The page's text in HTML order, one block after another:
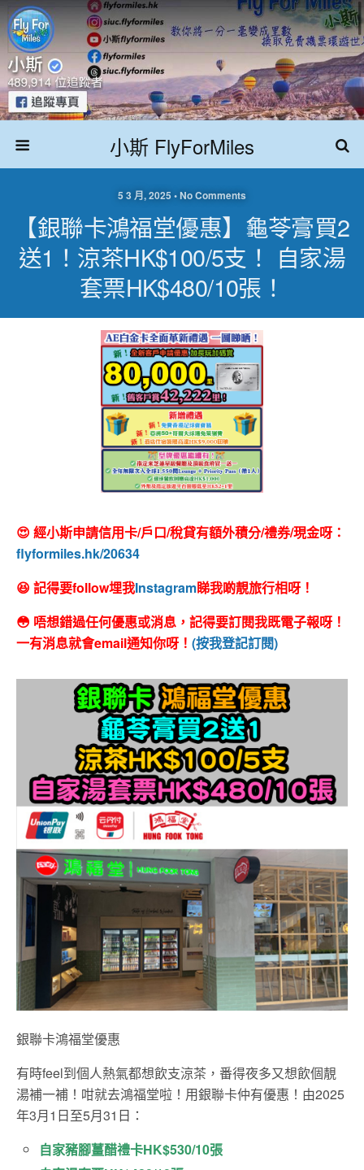
小斯 FlyForMiles
5 3 月, 2025 • No Comments
【銀聯卡鴻福堂優惠】龜苓膏買2
送1！涼茶HK$100/5支！ 自家湯
套票HK$480/10張！
😍 經小斯申請信用卡/戶口/稅貸有額外積分/禮券/現金呀：
flyformiles.hk/20634
😆 記得要follow埋我Instagram睇我啲靚旅行相呀！
😳 唔想錯過任何優惠或消息，記得要訂閱我既電子報呀！
一有消息就會email通知你呀！ (按我登記訂閱)
銀聯卡鴻福堂優惠
有時feel到個人熱氣都想飲支涼茶，番得夜多又想飲個靚
湯補一補！咁就去鴻福堂啦！用銀聯卡仲有優惠！由2025
年3月1日至5月31日：
自家豬腳薑醋禮卡HK$530/10張